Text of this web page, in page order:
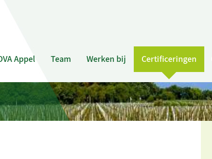
Appel Team Werken bij Certificeringen